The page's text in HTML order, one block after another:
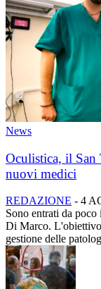
News
Oculistica, il San
nuovi medici
REDAZIONE - 4
Sono entrati da
Di Marco.
gestione delle